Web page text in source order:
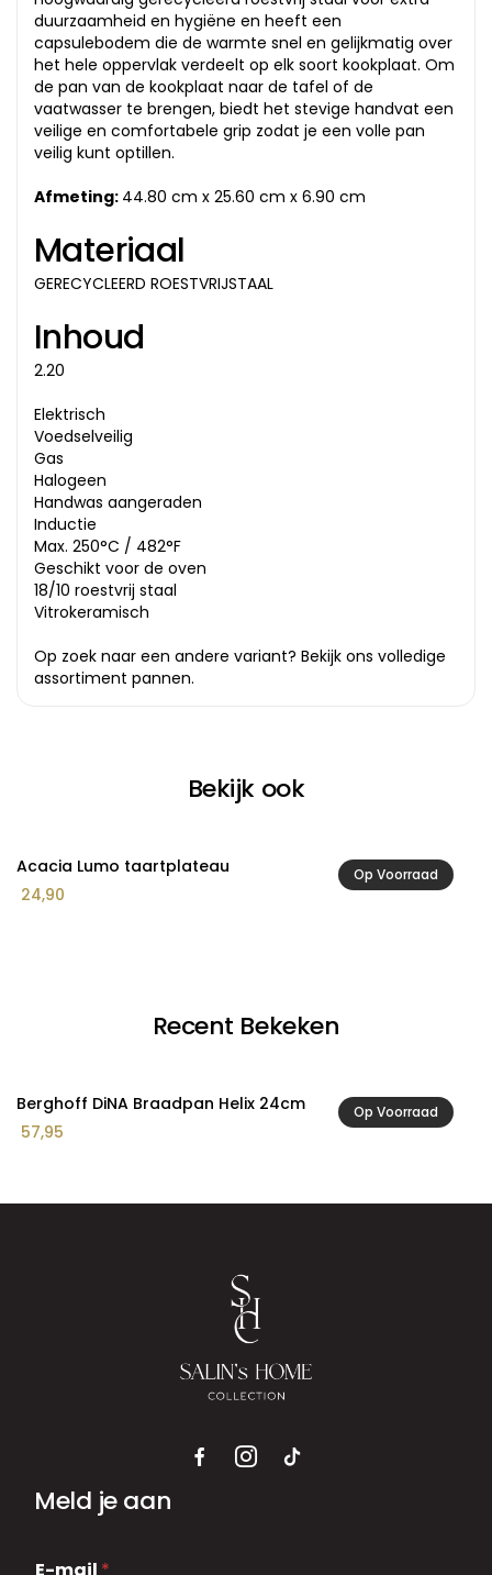
duurzaamheid en hygiëne en heeft een
capsulebodem die de warmte snel en gelijkmatig over
het hele oppervlak verdeelt op elk soort kookplaat. Om
de pan van de kookplaat naar de tafel of de
vaatwasser te brengen, biedt het stevige handvat een
veilige en comfortabele grip zodat je een volle pan
veilig kunt optillen.
Afmeting: 44.80 cm x 25.60 cm x 6.90 cm
Materiaal
GERECYCLEERD ROESTVRIJSTAAL
Inhoud
2.20
Elektrisch
Voedselveilig
Gas
Halogeen
Handwas aangeraden
Inductie
Max. 250°C / 482°F
Geschikt voor de oven
18/10 roestvrij staal
Vitrokeramisch
Op zoek naar een andere variant? Bekijk ons volledige
assortiment pannen.
Bekijk ook
Op Voorraad
Acacia Lumo taartplateau
24,90
Recent Bekeken
Op Voorraad
Berghoff DiNA Braadpan Helix 24cm
57,95
Meld je aan